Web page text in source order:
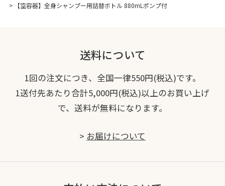
>
【空容器】全身シャンプー用詰替ボトル 880mLポンプ付
送料について
1回の注文につき、全国一律550円(税込)です。
1送付先あたり合計5,000円(税込)以上のお買い上げ
で、送料が無料になります。
> お届けについて